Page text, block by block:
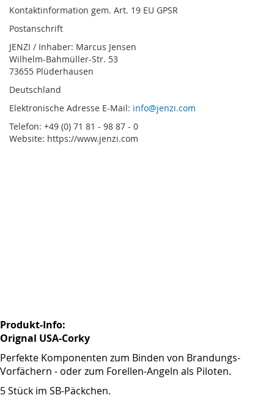
Kontaktinformation gem. Art. 19 EU GPSR
Postanschrift
JENZI / Inhaber: Marcus Jensen
Wilhelm-Bahmüller-Str. 53
73655 Plüderhausen
Deutschland
Elektronische Adresse E-Mail: info@jenzi.com
Telefon: +49 (0) 71 81 - 98 87 - 0
Website: https://www.jenzi.com
Produkt-Info:
Orignal USA-Corky
Perfekte Komponenten zum Binden von Brandungs-
Vorfächern - oder zum Forellen-Angeln als Piloten.
5 Stück im SB-Päckchen.